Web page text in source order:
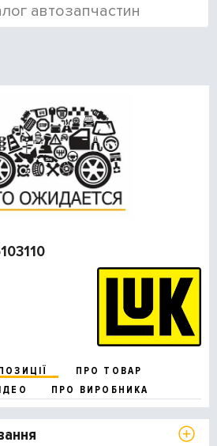
автозапчастин
ПРО ТОВАР
ПРО ВИРОБНИКА